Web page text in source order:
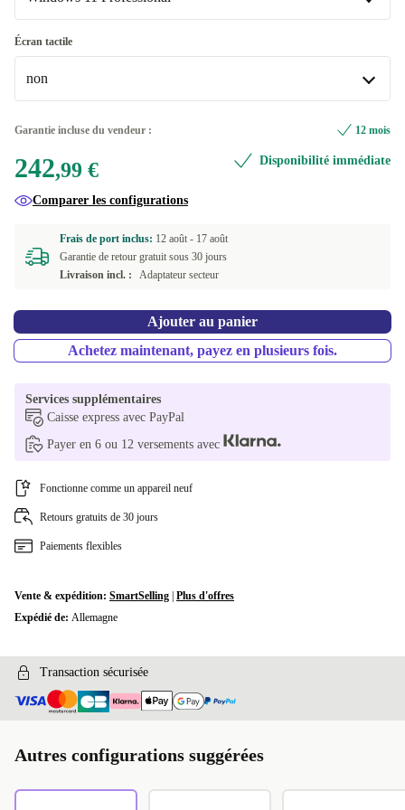
SE (suédois)
Disponible dans d'autres variantes
BE (belge)
Windows 11 Home
Windows 11 Professional
Écran tactile
non
Garantie incluse du vendeur : 12 mois
242,99 € Disponibilité immédiate
Comparer les configurations
Frais de port inclus: 12 août - 17 août
Garantie de retour gratuit sous 30 jours
Livraison incl. :
Adaptateur secteur
Ajouter au panier
Achetez maintenant, payez en plusieurs fois.
Services supplémentaires
Caisse express avec PayPal
Payer en 6 ou 12 versements avec
Fonctionne comme un appareil neuf
Retours gratuits de 30 jours
Paiements flexibles
Vente & expédition: SmartSelling Plus d'offres
Expédié de: Allemagne
Transaction sécurisée
Autres configurations suggérées